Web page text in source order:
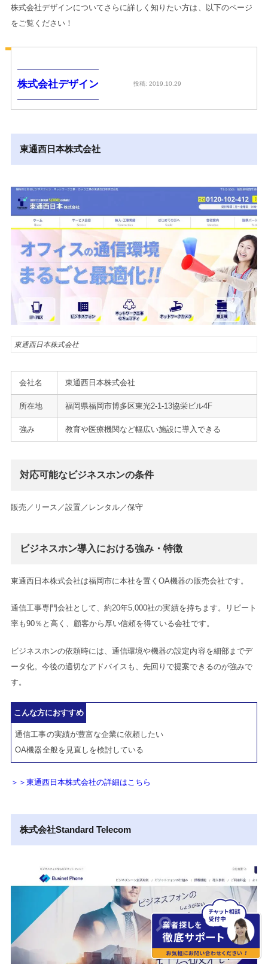
株式会社デザインについてさらに詳しく知りたい方は、以下のページ
をご覧ください！
株式会社デザイン 投稿: 2019.10.29
東通西日本株式会社
東通西日本株式会社
会社名 東通西日本株式会社
所在地 福岡県福岡市博多区東光2-1-13協栄ビル4F
強み 教育や医療機関など幅広い施設に導入できる
対応可能なビジネスホンの条件
販売／リース／設置／レンタル／保守
ビジネスホン導入における強み・特徴
東通西日本株式会社は福岡市に本社を置くOA機器の販売会社です。
通信工事専門会社として、約20年5,000社の実績を持ちます。リピート
率も90％と高く、顧客から厚い信頼を得ている会社です。
ビジネスホンの依頼時には、通信環境や機器の設定内容を細部までデ
ータ化。今後の適切なアドバイスも、先回りで提案できるのが強みで
す。
こんな方におすすめ
通信工事の実績が豊富な企業に依頼したい
OA機器全般を見直しを検討している
＞＞東通西日本株式会社の詳細はこちら
株式会社Standard Telecom